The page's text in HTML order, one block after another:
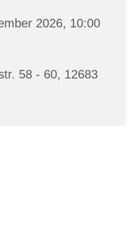
2026, 10:00
58 - 60, 12683